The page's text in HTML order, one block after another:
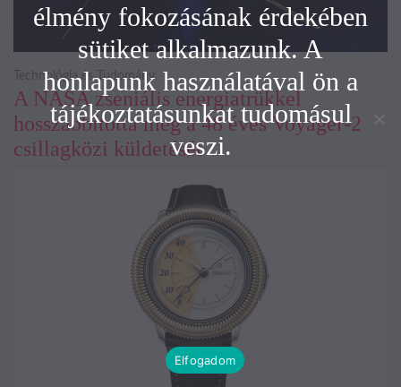
A NASA zseniális energiatrükkel
hosszabbította meg a 48 éves Voyager-2
csillagközi küldetését
Technológia és Tudomány
élmény fokozásának érdekében
sütiket alkalmazunk. A
honlapunk használatával ön a
tájékoztatásunkat tudomásul
veszi.
Elfogadom